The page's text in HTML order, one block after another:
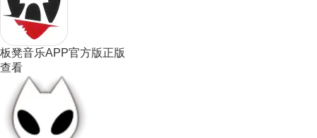
板凳音乐APP官方版正版
查看